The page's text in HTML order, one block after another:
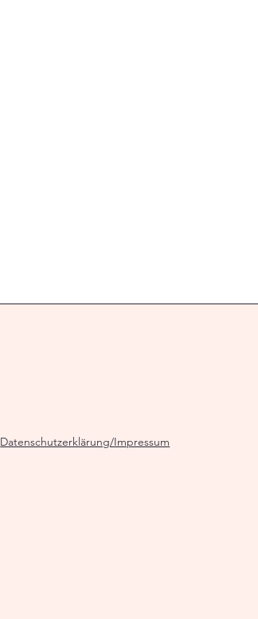
Datenschutzerklärung/Impressum